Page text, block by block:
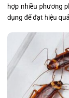
hợp nhiều phương
dụng để đạt hiệu